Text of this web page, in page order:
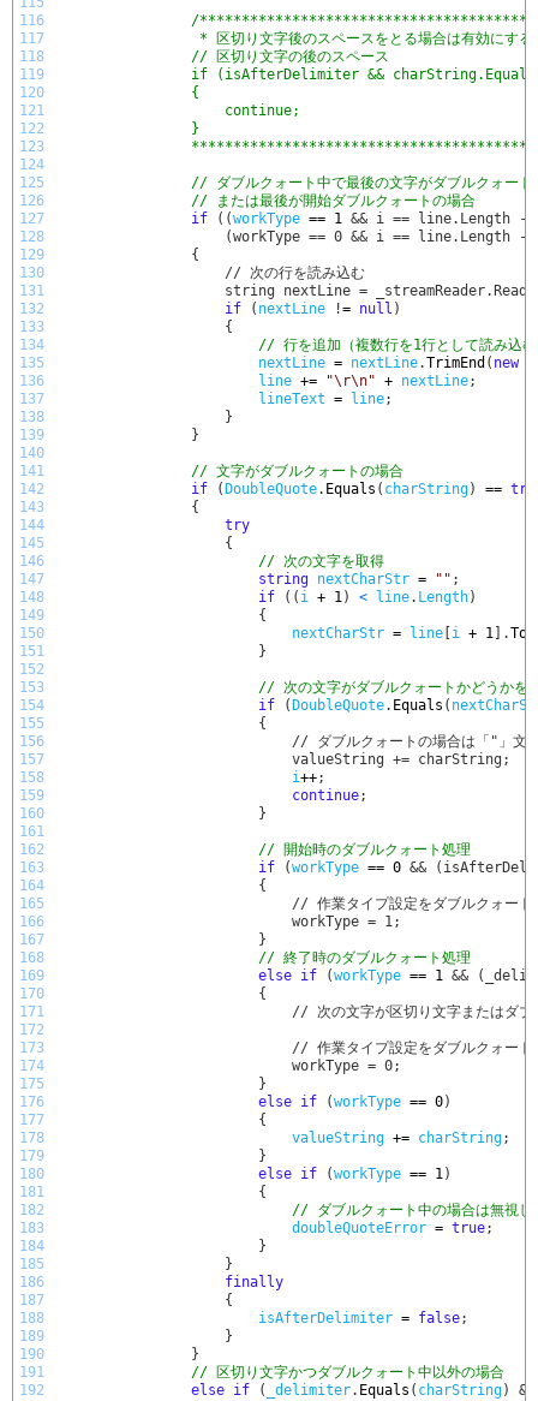
116
117
118
119
120
121
122
123
124
125
126
127
128
129
130
131
132
133
134
135
136
137
138
139
140
141
142
143
144
145
146
147
148
149
150
151
152
153
154
155
156
157
158
159
160
161
162
163
164
165
166
167
168
169
170
171
172
173
174
175
176
177
178
179
180
181
182
183
184
185
186
187
188
189
190
191
192
/
* 区切り文字後のスペースをとる場合は有効にする
// 区切り文字の後のスペース
if (isAfterDelimiter &&
{
continue;
}
// ダブルクォート中で最後の文字がダブルクォート
// または最後が開始ダブルクォートの場合
if
( (workType == 1 && i == line.Length -
(workType == 0 && i == line.Length - 1 &&
{
// 次の行を読み込む
string nextLine =
if
( nextLine != null )
{
// 行を追加（複数行を1行として読み込
nextLine = nextLine.TrimEnd ( new
line += "\r\n" + nextLine;
lineText = line;
}
}
// 文字がダブルクォートの場合
if
( DoubleQuote. Equals ( charString) ==
{
try
{
// 次の文字を取得
string nextCharStr = "" ;
if
( ( i + 1) < line. Length)
{
nextCharStr = line i + 1 .
}
// 次の文字がダブルクォートかどうかを
if
( DoubleQuote. Equals (
{
// ダブルクォートの場合は「"」文字列と設定する(
valueString += charString;
i++;
continue;
}
// 開始時のダブルクォート処理
if
(workType == 0 &&
{
// 作業タイプ設定をダブルクォート中の文字
workType = 1;
}
// 終了時のダブルクォート処理
else if (workType == 1 &&
{
// 次の文字が区切り文字またはダブルクォー
// 作業タイプ設定をダブルクォート中以外の
workType = 0;
}
else if (workType == 0)
{
valueString += charString;
}
else if (workType == 1)
{
// ダブルクォート中の場合は無視し
doubleQuoteError = true;
}
}
finally
{
isAfterDelimiter = false;
}
}
// 区切り文字かつダブルクォート中以外の場合
else if ( _delimiter. Equals ( charString)